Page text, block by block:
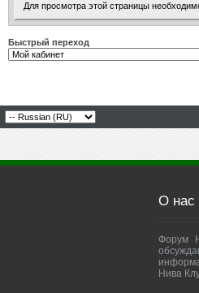
Для просмотра этой страницы
Быстрый переход
О нас
Форум
Нива